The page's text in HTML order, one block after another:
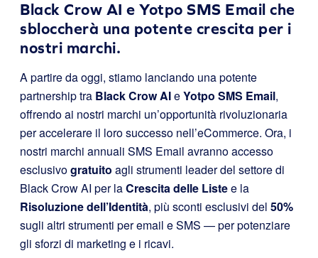
Black Crow AI e Yotpo SMS Email che
sbloccherà una potente crescita per i
nostri marchi.
A partire da oggi, stiamo lanciando una potente
partnership tra Black Crow AIeYotpo SMS Email,
offrendo ai nostri marchi un’opportunità rivoluzionaria
per accelerare il loro successo nell’eCommerce. Ora, i
nostri marchi annuali SMS Email avranno accesso
esclusivogratuito agli strumenti leader del settore di
Black Crow AI per laCrescita delle Listee la
Risoluzione dell’Identità, più sconti esclusivi del 50%
sugli altri strumenti per email e SMS — per potenziare
gli sforzi di marketing e i ricavi.